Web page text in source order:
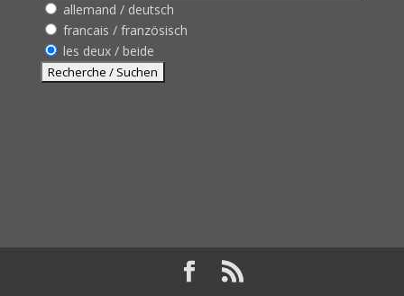
allemand / deutsch
francais / französisch
les deux / beide